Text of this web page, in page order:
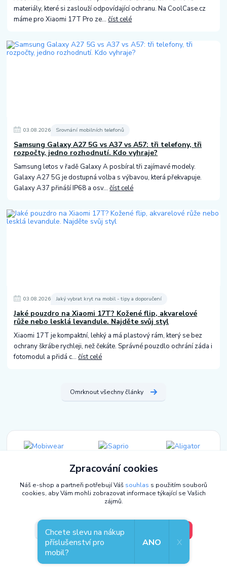
materiály, které si zaslouží odpovídající ochranu. Na CoolCase.cz
máme pro Xiaomi 17T Pro ze...číst celé
03.08.2026 Srovnání mobilních telefonů
Samsung Galaxy A27 5G vs A37 vs A57: tři telefony, tři
rozpočty, jedno rozhodnutí. Kdo vyhraje?
Samsung letos v řadě Galaxy A posbíral tři zajímavé modely.
Galaxy A27 5G je dostupná volba s výbavou, která překvapuje.
Galaxy A37 přináší IP68 a osv...číst celé
03.08.2026 Jaký vybrat kryt na mobil - tipy a doporučení
Jaké pouzdro na Xiaomi 17T? Kožené flip, akvarelové
růže nebo lesklá levandule. Najděte svůj styl
Xiaomi 17T je kompaktní, lehký a má plastový rám, který se bez
ochrany škrábe rychleji, než čekáte. Správné pouzdlo ochrání záda i
fotomodul a přidá c...číst celé
Omrknout všechny články
Užitečné odkazy
Zpracování cookies
Náš e-shop a partneři potřebují Váš souhlas s použitím souborů
cookies, aby Vám mohli zobrazovat informace týkající se Vašich
zájmů.
Nastavení V pořádku, jdu si vybrat
Souhlas můžete odmítnout
Chcete slevu na nákup
příslušenství pro
mobil?
ANO X